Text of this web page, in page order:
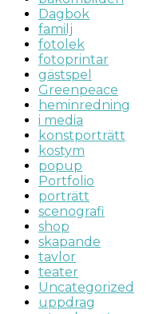
Dagbok
familj
fotolek
fotoprintar
gästspel
Greenpeace
heminredning
i media
konstporträtt
kostym
popup
Portfolio
porträtt
scenografi
shop
skapande
tavlor
teater
Uncategorized
uppdrag